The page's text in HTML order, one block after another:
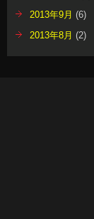
2013年9月 (6)
2013年8月 (2)